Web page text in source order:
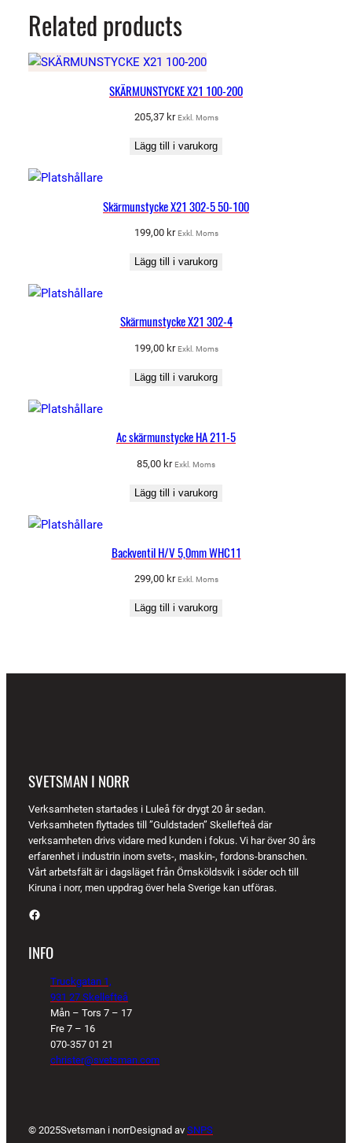
Related products
SKÄRMUNSTYCKE X21 100-200
205,37 kr Exkl. Moms
Lägg till i varukorg
Skärmunstycke X21 302-5 50-100
199,00 kr Exkl. Moms
Lägg till i varukorg
Skärmunstycke X21 302-4
199,00 kr Exkl. Moms
Lägg till i varukorg
Ac skärmunstycke HA 211-5
85,00 kr Exkl. Moms
Lägg till i varukorg
Backventil H/V 5,0mm WHC11
299,00 kr Exkl. Moms
Lägg till i varukorg
SVETSMAN I NORR
Verksamheten startades i Luleå för drygt 20 år sedan.
Verksamheten flyttades till ”Guldstaden” Skellefteå där
verksamheten drivs vidare med kunden i fokus. Vi har över 30 års
erfarenhet i industrin inom svets-, maskin-, fordons-branschen.
Vårt arbetsfält är i dagsläget från Örnsköldsvik i söder och till
Kiruna i norr, men uppdrag över hela Sverige kan utföras.
Facebook
INFO
Truckgatan 1,
931 27 Skellefteå
Mån – Tors 7 – 17
Fre 7 – 16
070-357 01 21
christer@svetsman.com
© 2025Svetsman i norrDesignad av SNPS